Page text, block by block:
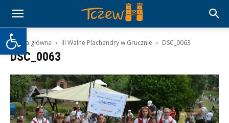
Otwórz pasek narzędzi
Strona główna III Walne Plachandry w Grucznie DSC_0063
DSC_0063